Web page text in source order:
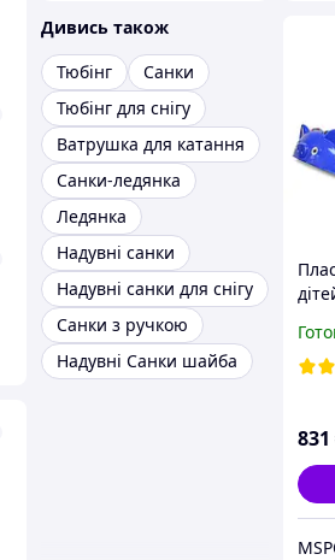
Дивись також
Тюбінг
Санки
Тюбінг для снігу
Ватрушка для катання
Санки-ледянка
Ледянка
Надувні санки
Надувні санки для снігу
Санки з ручкою
Надувні Санки шайба
831